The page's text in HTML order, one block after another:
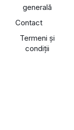
generală
Contact
Termeni și
condiții